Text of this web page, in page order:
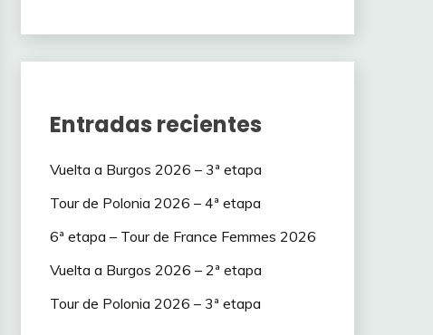
Entradas recientes
Vuelta a Burgos 2026 – 3ª etapa
Tour de Polonia 2026 – 4ª etapa
6ª etapa – Tour de France Femmes 2026
Vuelta a Burgos 2026 – 2ª etapa
Tour de Polonia 2026 – 3ª etapa